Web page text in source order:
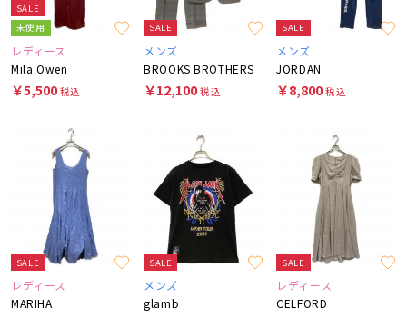
SALE
未使用
レディース
Mila Owen
￥5,500税込
SALE
メンズ
BROOKS BROTHERS
￥12,100税込
SALE
メンズ
JORDAN
￥8,800税込
SALE
レディース
MARIHA
SALE
メンズ
glamb
SALE
レディース
CELFORD